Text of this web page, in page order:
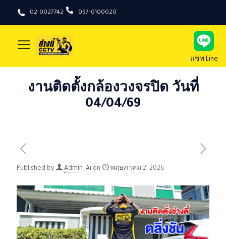
02-0027742 097-0100020
แชท Line
งานติดตั้งกล้องวงจรปิด วันที่
04/04/69
Published by Admin_Ai on พฤษภาคม 2, 2026